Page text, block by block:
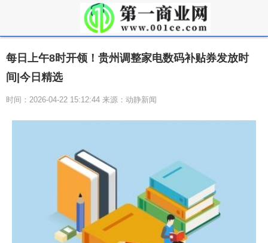
每日上午8时开领！贵州调整家电数码补贴券发放时
间|今日精选
时间：2026-04-22 15:12:44 来源：动静新闻